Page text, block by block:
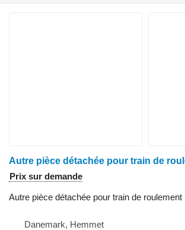
Prix sur demande
Autre pièce détachée pour train de roulement
Danemark, Hemmet